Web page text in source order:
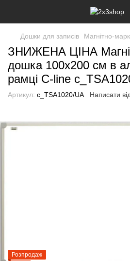
Дошки для записів Магнітно-
ЗНИЖЕНА ЦІНА
дошка 100x200 см в
рамці C-line
Артикул: c_TSA1020/UA Написати
Розпродаж